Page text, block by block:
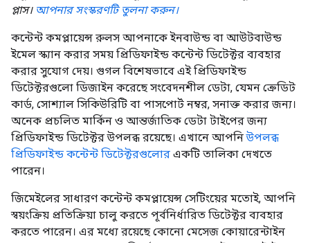
প্লাস। আপনার সংস্করণটি তুলনা করুন।
কন্টেন্ট কমপ্লায়েন্স রুলস আপনাকে ইনবাউন্ড বা আউটবাউন্ড
ইমেল স্ক্যান করার সময় প্রিডিফাইন্ড কন্টেন্ট ডিটেক্টর ব্যবহার
করার সুযোগ দেয়। গুগল বিশেষভাবে এই প্রিডিফাইন্ড
ডিটেক্টরগুলো ডিজাইন করেছে সংবেদনশীল ডেটা, যেমন ক্রেডিট
কার্ড, সোশ্যাল সিকিউরিটি বা পাসপোর্ট নম্বর, সনাক্ত করার জন্য।
অনেক প্রচলিত মার্কিন ও আন্তর্জাতিক ডেটা টাইপের জন্য
প্রিডিফাইন্ড ডিটেক্টর উপলব্ধ রয়েছে। এখানে আপনিউপলব্ধ
প্রিডিফাইন্ড কন্টেন্ট ডিটেক্টরগুলোর একটি তালিকা দেখতে
পারেন।
জিমেইলের সাধারণ কন্টেন্ট কমপ্লায়েন্স সেটিংয়ের মতোই, আপনি
স্বয়ংক্রিয় প্রতিক্রিয়া চালু করতে পূর্বনির্ধারিত ডিটেক্টর ব্যবহার
করতে পারেন। এর মধ্যে রয়েছে কোনো মেসেজ কোয়ারেন্টাইন